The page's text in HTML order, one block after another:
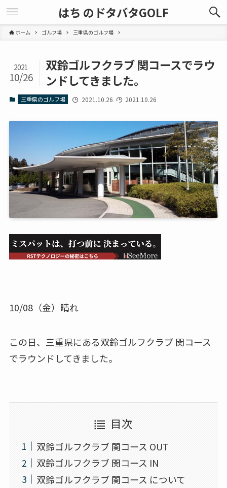
はち のドタバタGOLF
ホーム ゴルフ場 三重県のゴルフ場
双鈴ゴルフクラブ 関コースでラウ
ンドしてきました。
2021
10/26
三重県のゴルフ場 2021.10.26 2021.10.26
10/08（金）晴れ
この日、三重県にある双鈴ゴルフクラブ 関コース
でラウンドしてきました。
目次
双鈴ゴルフクラブ 関コース OUT
双鈴ゴルフクラブ 関コース IN
双鈴ゴルフクラブ 関コース について